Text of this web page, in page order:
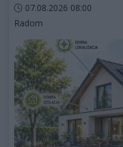
Data dodania artykułu:
07.08.2026 08:00
Kategorie artykułu:
Radom